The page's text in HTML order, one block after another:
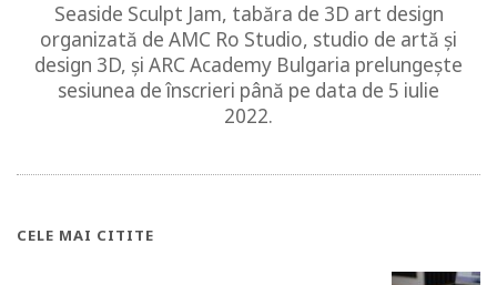
Seaside Sculpt Jam, tabăra de 3D art design
organizată de AMC Ro Studio, studio de artă și
design 3D, și ARC Academy Bulgaria prelungește
sesiunea de înscrieri până pe data de 5 iulie
2022.
CELE MAI CITITE